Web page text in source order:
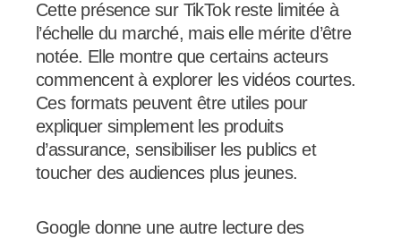
Cette présence sur TikTok reste limitée à
l’échelle du marché, mais elle mérite d’être
notée. Elle montre que certains acteurs
commencent à explorer les vidéos courtes.
Ces formats peuvent être utiles pour
expliquer simplement les produits
d’assurance, sensibiliser les publics et
toucher des audiences plus jeunes.
Google donne une autre lecture des